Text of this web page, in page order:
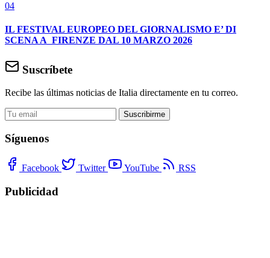
04
IL FESTIVAL EUROPEO DEL GIORNALISMO E’ DI
SCENA A FIRENZE DAL 10 MARZO 2026
Suscríbete
Recibe las últimas noticias de Italia directamente en tu correo.
Suscribirme
Síguenos
Facebook Twitter YouTube RSS
Publicidad